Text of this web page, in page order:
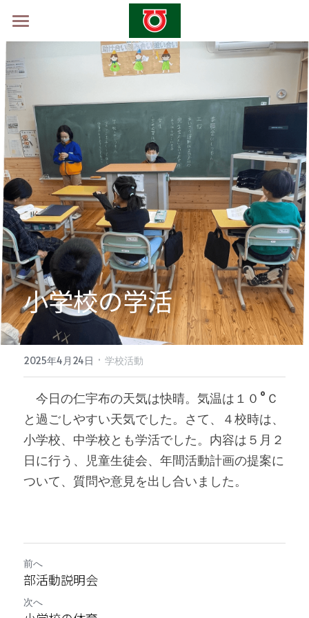
ホーム
山村留学制度
山村留学体験会2026 -秋-
採用情報
お問い合わせ
小学校の学活
2025年4月24日 · 学校活動
今日の仁宇布の天気は快晴。気温は１０°Ｃ
と過ごしやすい天気でした。さて、４校時は、
小学校、中学校とも学活でした。内容は５月２
日に行う、児童生徒会、年間活動計画の提案に
ついて、質問や意見を出し合いました。
前へ
部活動説明会
次へ